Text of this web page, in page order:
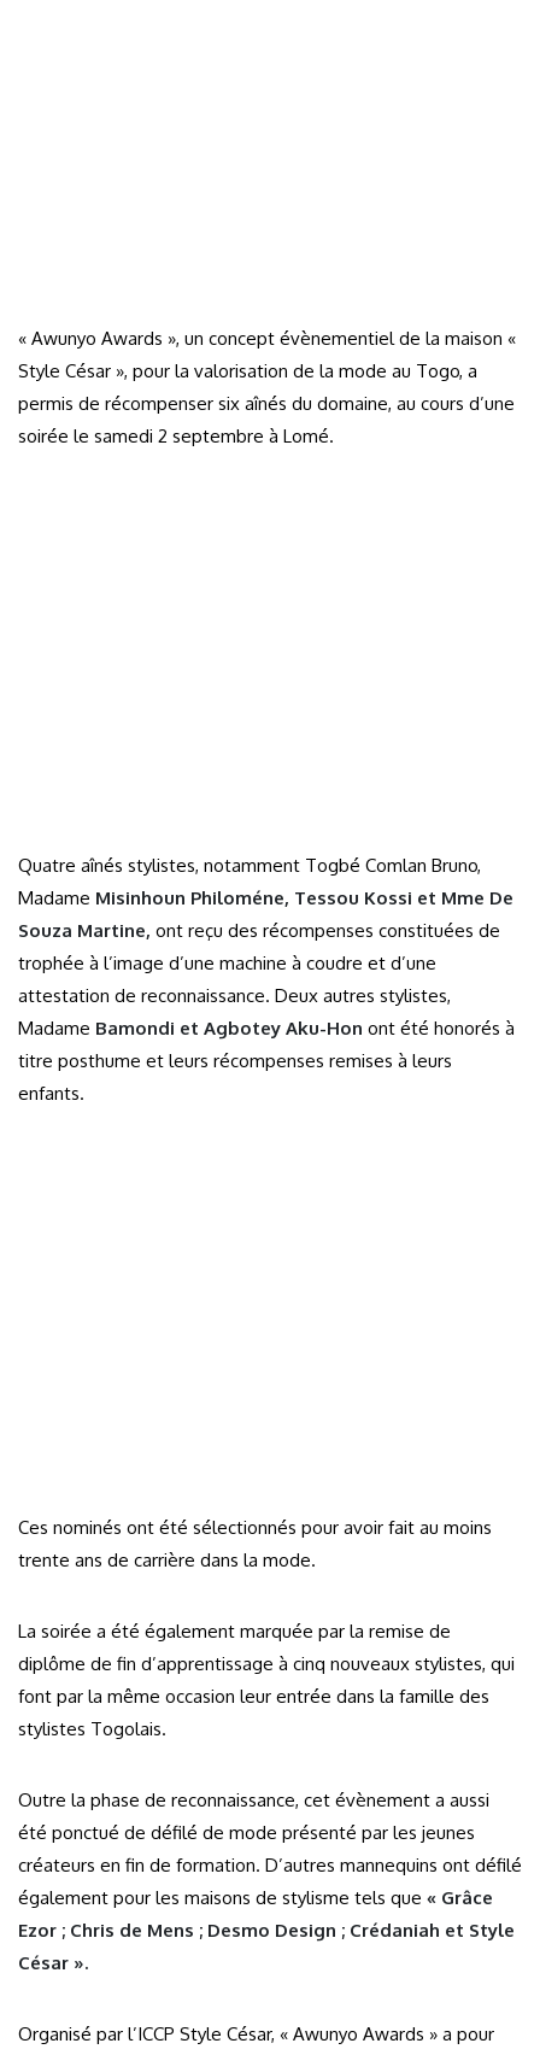
« Awunyo Awards », un concept évènementiel de la maison «
Style César », pour la valorisation de la mode au Togo, a
permis de récompenser six aînés du domaine, au cours d’une
soirée le samedi 2 septembre à Lomé.
Quatre aînés stylistes, notamment Togbé Comlan Bruno,
Madame Misinhoun Philoméne, Tessou Kossi et Mme De
Souza Martine, ont reçu des récompenses constituées de
trophée à l’image d’une machine à coudre et d’une
attestation de reconnaissance. Deux autres stylistes,
Madame Bamondi et Agbotey Aku-Hon ont été honorés à
titre posthume et leurs récompenses remises à leurs
enfants.
Ces nominés ont été sélectionnés pour avoir fait au moins
trente ans de carrière dans la mode.
La soirée a été également marquée par la remise de
diplôme de fin d’apprentissage à cinq nouveaux stylistes, qui
font par la même occasion leur entrée dans la famille des
stylistes Togolais.
Outre la phase de reconnaissance, cet évènement a aussi
été ponctué de défilé de mode présenté par les jeunes
créateurs en fin de formation. D’autres mannequins ont défilé
également pour les maisons de stylisme tels que « Grâce
Ezor ; Chris de Mens ; Desmo Design ; Crédaniah et Style
César ».
Organisé par l’ICCP Style César, « Awunyo Awards » a pour